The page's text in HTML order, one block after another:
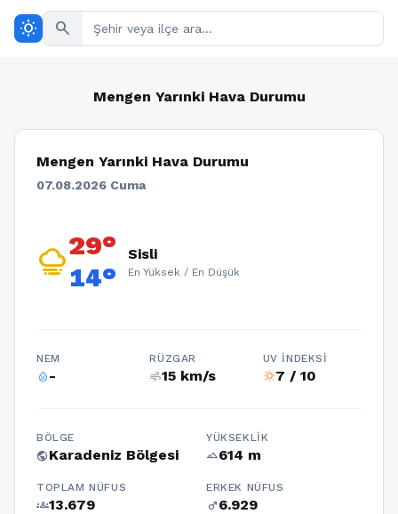
wb_sunny search
Mengen Yarınki Hava Durumu
Mengen Yarınki Hava Durumu
07.08.2026 Cuma
foggy29°
14°
Sisli
En Yüksek / En Düşük
NEM
humidity_percentage-
RÜZGAR
air15 km/s
UV İNDEKSI
wb_sunny7 / 10
BÖLGE
publicKaradeniz Bölgesi
YÜKSEKLIK
terrain614 m
TOPLAM NÜFUS
groups13.679
ERKEK NÜFUS
male6.929